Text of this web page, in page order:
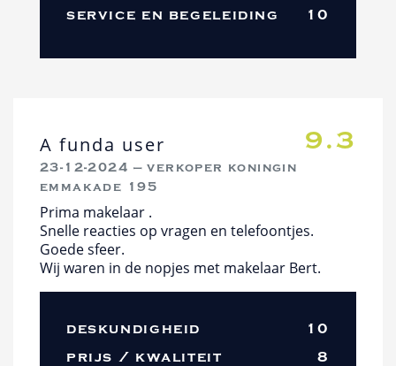
service en begeleiding
10
A funda user 9.3
23-12-2024 — verkoper koningin
emmakade 195
Prima makelaar .
Snelle reacties op vragen en telefoontjes.
Goede sfeer.
Wij waren in de nopjes met makelaar Bert.
deskundigheid
10
prijs / kwaliteit
8